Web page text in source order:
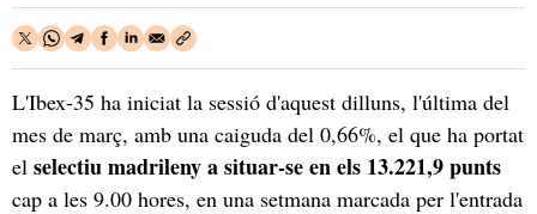
L'Ibex-35 ha iniciat la sessió d'aquest dilluns, l'última del
mes de març, amb una caiguda del 0,66%, el que ha portat
el selectiu madrileny a situar-se en els 13.221,9 punts
cap a les 9.00 hores, en una setmana marcada per l'entrada